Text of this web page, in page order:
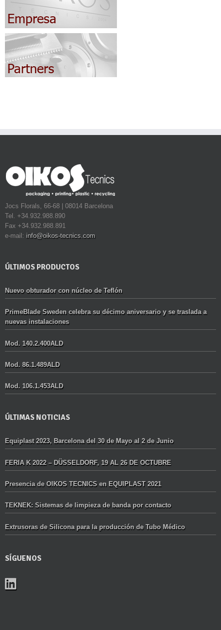
Jocs Florals, 66-68 | 08014 Barcelona
Tel. +34.932.988.890
Fax +34.932.988.891
e-mail: info@oikos-tecnics.com
ÚLTIMOS PRODUCTOS
Nuevo obturador con núcleo de Teflón
PrimeBlade Sweden celebra su décimo aniversario y se traslada a
nuevas instalaciones
Mod. 140.2.400ALD
Mod. 86.1.489ALD
Mod. 106.1.453ALD
ÚLTIMAS NOTICIAS
Equiplast 2023, Barcelona del 30 de Mayo al 2 de Junio
FERIA K 2022 – DÜSSELDORF, 19 AL 26 DE OCTUBRE
Presencia de OIKOS TECNICS en EQUIPLAST 2021
TEKNEK: Sistemas de limpieza de banda por contacto
Extrusoras de Silicona para la producción de Tubo Médico
SÍGUENOS